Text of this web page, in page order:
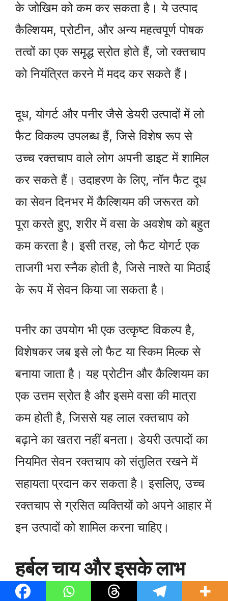
के जोखिम को कम कर सकता है। ये उत्पाद
कैल्शियम, प्रोटीन, और अन्य महत्वपूर्ण पोषक
तत्वों का एक समृद्ध स्रोत होते हैं, जो रक्तचाप
को नियंत्रित करने में मदद कर सकते हैं।
दूध, योगर्ट और पनीर जैसे डेयरी उत्पादों में लो
फैट विकल्प उपलब्ध हैं, जिसे विशेष रूप से
उच्च रक्तचाप वाले लोग अपनी डाइट में शामिल
कर सकते हैं। उदाहरण के लिए, नॉन फैट दूध
का सेवन दिनभर में कैल्शियम की जरूरत को
पूरा करते हुए, शरीर में वसा के अवशेष को बहुत
कम करता है। इसी तरह, लो फैट योगर्ट एक
ताजगी भरा स्नैक होती है, जिसे नाश्ते या मिठाई
के रूप में सेवन किया जा सकता है।
पनीर का उपयोग भी एक उत्कृष्ट विकल्प है,
विशेषकर जब इसे लो फैट या स्किम मिल्क से
बनाया जाता है। यह प्रोटीन और कैल्शियम का
एक उत्तम स्रोत है और इसमे वसा की मात्रा
कम होती है, जिससे यह लाल रक्तचाप को
बढ़ाने का खतरा नहीं बनता। डेयरी उत्पादों का
नियमित सेवन रक्तचाप को संतुलित रखने में
सहायता प्रदान कर सकता है। इसलिए, उच्च
रक्तचाप से ग्रसित व्यक्तियों को अपने आहार में
इन उत्पादों को शामिल करना चाहिए।
हर्बल चाय और इसके लाभ